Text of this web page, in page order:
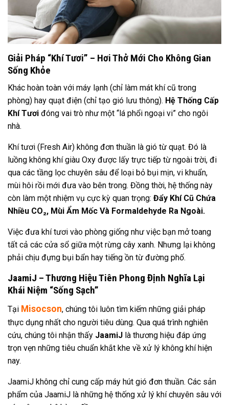
Giải Pháp “Khí Tươi” – Hơi Thở Mới Cho Không Gian
Sống Khỏe
Khác hoàn toàn với máy lạnh (chỉ làm mát khí cũ trong
phòng) hay quạt điện (chỉ tạo gió lưu thông). Hệ Thống Cấp
Khí Tươi đóng vai trò như một “lá phổi ngoại vi” cho ngôi
nhà.
Khí tươi (Fresh Air) không đơn thuần là gió từ quạt. Đó là
luồng không khí giàu Oxy được lấy trực tiếp từ ngoài trời, đi
qua các tầng lọc chuyên sâu để loại bỏ bụi mịn, vi khuẩn,
mùi hôi rồi mới đưa vào bên trong. Đồng thời, hệ thống này
còn làm một nhiệm vụ cực kỳ quan trọng: Đẩy Khí Cũ Chứa
Nhiều CO₂, Mùi Ẩm Mốc Và Formaldehyde Ra Ngoài.
Việc đưa khí tươi vào phòng giống như việc bạn mở toang
tất cả các cửa sổ giữa một rừng cây xanh. Nhưng lại không
phải chịu đựng bụi bẩn hay tiếng ồn từ đường phố.
JaamiJ – Thương Hiệu Tiên Phong Định Nghĩa Lại
Khái Niệm “Sống Sạch”
Tại Misocson, chúng tôi luôn tìm kiếm những giải pháp
thực dụng nhất cho người tiêu dùng. Qua quá trình nghiên
cứu, chúng tôi nhận thấy JaamiJ là thương hiệu đáp ứng
trọn vẹn những tiêu chuẩn khắt khe về xử lý không khí hiện
nay.
JaamiJ không chỉ cung cấp máy hút gió đơn thuần. Các sản
phẩm của JaamiJ là những hệ thống xử lý khí chuyên sâu với